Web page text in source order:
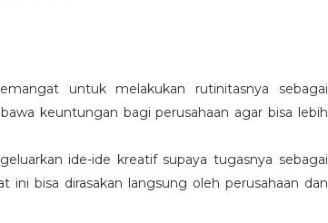
untuk melakukan rutinitasnya sebagai
keuntungan bagi perusahaan agar bisa lebih
ide-ide kreatif supaya tugasnya sebagai
ini bisa dirasakan langsung oleh perusahaan dan